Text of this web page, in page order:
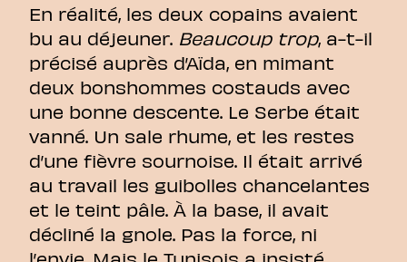
En réalité, les deux copains avaient
bu au déjeuner. Beaucoup trop, a-t-il
précisé auprès d’Aïda, en mimant
deux bonshommes costauds avec
une bonne descente. Le Serbe était
vanné. Un sale rhume, et les restes
d’une fièvre sournoise. Il était arrivé
au travail les guibolles chancelantes
et le teint pâle. À la base, il avait
décliné la gnole. Pas la force, ni